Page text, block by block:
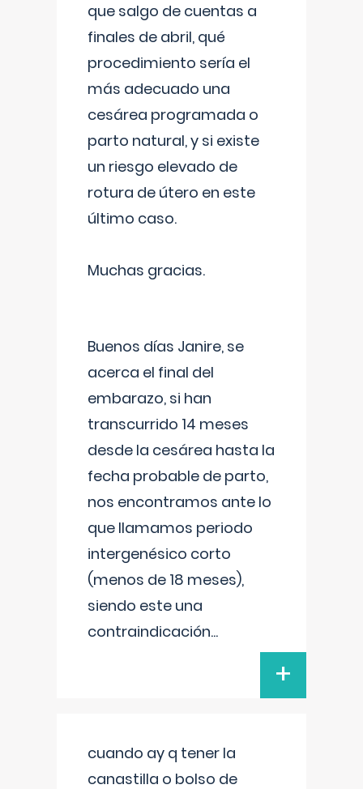
que salgo de cuentas a
finales de abril, qué
procedimiento sería el
más adecuado una
cesárea programada o
parto natural, y si existe
un riesgo elevado de
rotura de útero en este
último caso.
Muchas gracias.
Buenos días Janire, se
acerca el final del
embarazo, si han
transcurrido 14 meses
desde la cesárea hasta la
fecha probable de parto,
nos encontramos ante lo
que llamamos periodo
intergenésico corto
(menos de 18 meses),
siendo este una
contraindicación...
+
cuando ay q tener la
canastilla o bolso de